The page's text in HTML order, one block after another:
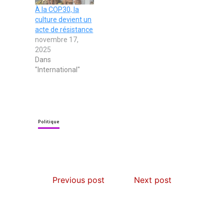
À la COP30, la
culture devient un
acte de résistance
novembre 17,
2025
Dans
"International"
Politique
Previous post Next post